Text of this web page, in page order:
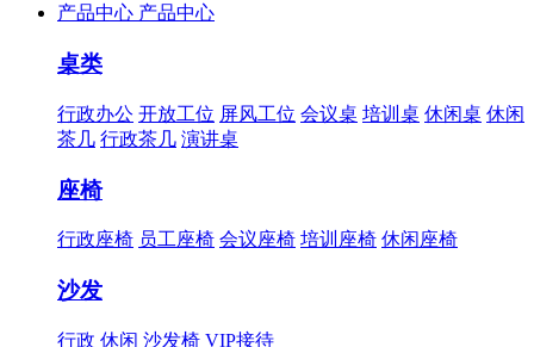
产品中心 产品中心
桌类
行政办公 开放工位 屏风工位 会议桌 培训桌 休闲桌 休闲
茶几 行政茶几 演讲桌
座椅
行政座椅 员工座椅 会议座椅 培训座椅 休闲座椅
沙发
行政 休闲 沙发椅 VIP接待